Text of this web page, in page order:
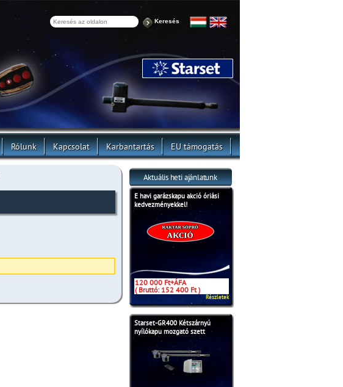
Keresés
Rólunk Kapcsolat Karbantartás EU támogatás
Aktuális heti ajánlatunk
E havi garázskapu akció óriási
kedvezményekkel!
120 000 Ft+ÁFA
( Bruttó: 152 400 Ft )
Részletek
Starset-GR400 Kétszárnyú
nyílókapu mozgató szett